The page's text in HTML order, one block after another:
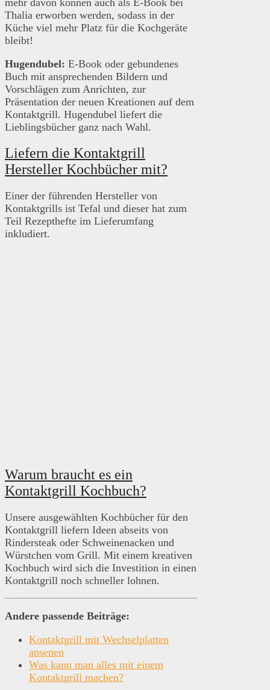
Thalia erworben werden, sodass in der
Küche viel mehr Platz für die Kochgeräte
bleibt!
Hugendubel: E-Book oder gebundenes
Buch mit ansprechenden Bildern und
Vorschlägen zum Anrichten, zur
Präsentation der neuen Kreationen auf dem
Kontaktgrill. Hugendubel liefert die
Lieblingsbücher ganz nach Wahl.
Liefern die Kontaktgrill
Hersteller Kochbücher mit?
Einer der führenden Hersteller von
Kontaktgrills ist Tefal und dieser hat zum
Teil Rezepthefte im Lieferumfang
inkludiert.
Warum braucht es ein
Kontaktgrill Kochbuch?
Unsere ausgewählten Kochbücher für den
Kontaktgrill liefern Ideen abseits von
Rindersteak oder Schweinenacken und
Würstchen vom Grill. Mit einem kreativen
Kochbuch wird sich die Investition in einen
Kontaktgrill noch schneller lohnen.
Andere passende Beiträge:
Kontaktgrill mit Wechselplatten
ansenen
Was kann man alles mit einem
Kontaktgrill machen?